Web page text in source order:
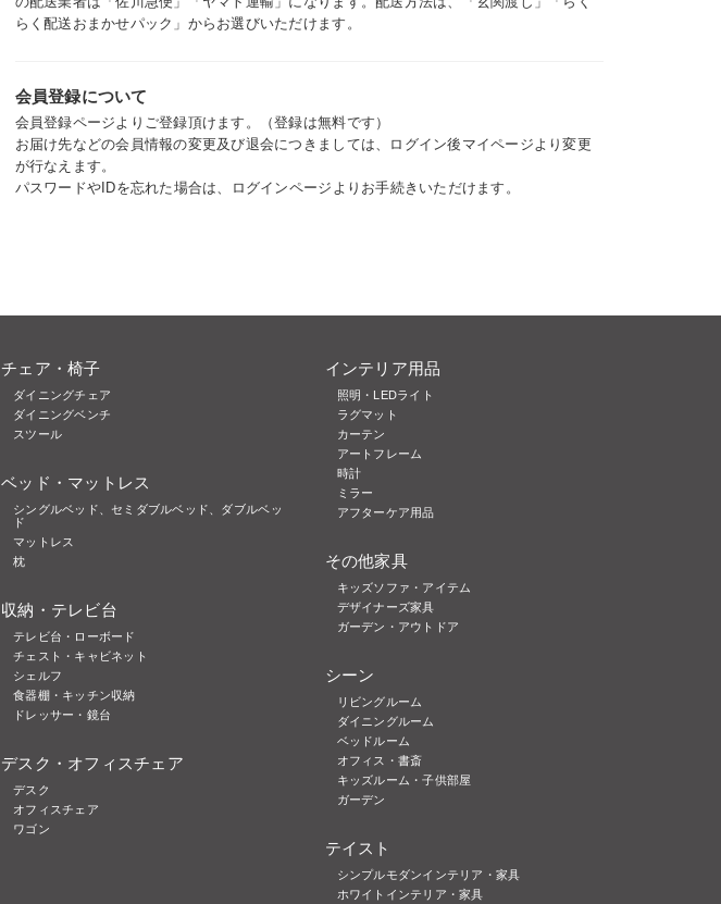
らく配送おまかせパック」からお選びいただけます。
会員登録について
会員登録ページよりご登録頂けます。（登録は無料です）
お届け先などの会員情報の変更及び退会につきましては、ログイン後マイページより変更
が行なえます。
パスワードやIDを忘れた場合は、ログインページよりお手続きいただけます。
チェア・椅子
ダイニングチェア
ダイニングベンチ
スツール
ベッド・マットレス
シングルベッド、セミダブルベッド、ダブルベッ
ド
マットレス
枕
収納・テレビ台
テレビ台・ローボード
チェスト・キャビネット
シェルフ
食器棚・キッチン収納
ドレッサー・鏡台
デスク・オフィスチェア
デスク
オフィスチェア
ワゴン
インテリア用品
照明・LEDライト
ラグマット
カーテン
アートフレーム
時計
ミラー
アフターケア用品
その他家具
キッズソファ・アイテム
デザイナーズ家具
ガーデン・アウトドア
シーン
リビングルーム
ダイニングルーム
ベッドルーム
オフィス・書斎
キッズルーム・子供部屋
ガーデン
テイスト
シンプルモダンインテリア・家具
ホワイトインテリア・家具